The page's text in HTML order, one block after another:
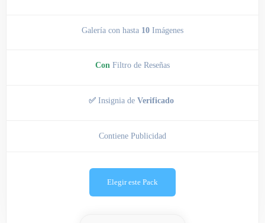
Galería con hasta 10 Imágenes
Con Filtro de Reseñas
✅ Insignia de Verificado
Contiene Publicidad
Elegir este Pack